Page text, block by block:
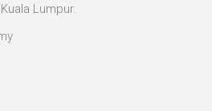
Lumpur.